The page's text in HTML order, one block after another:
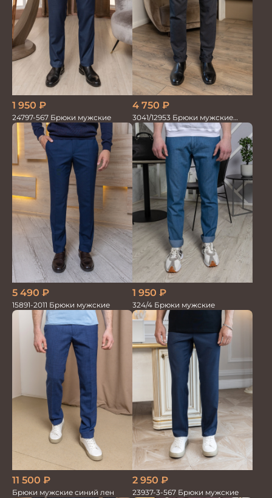
1 950 ₽
24797-567 Брюки мужские
4 750 ₽
3041/12953 Брюки мужские
парламент
5 490 ₽
15891-2011 Брюки мужские
1 950 ₽
324/4 Брюки мужские
11 500 ₽
Брюки мужские синий лен
2 950 ₽
23937-3-567 Брюки мужские